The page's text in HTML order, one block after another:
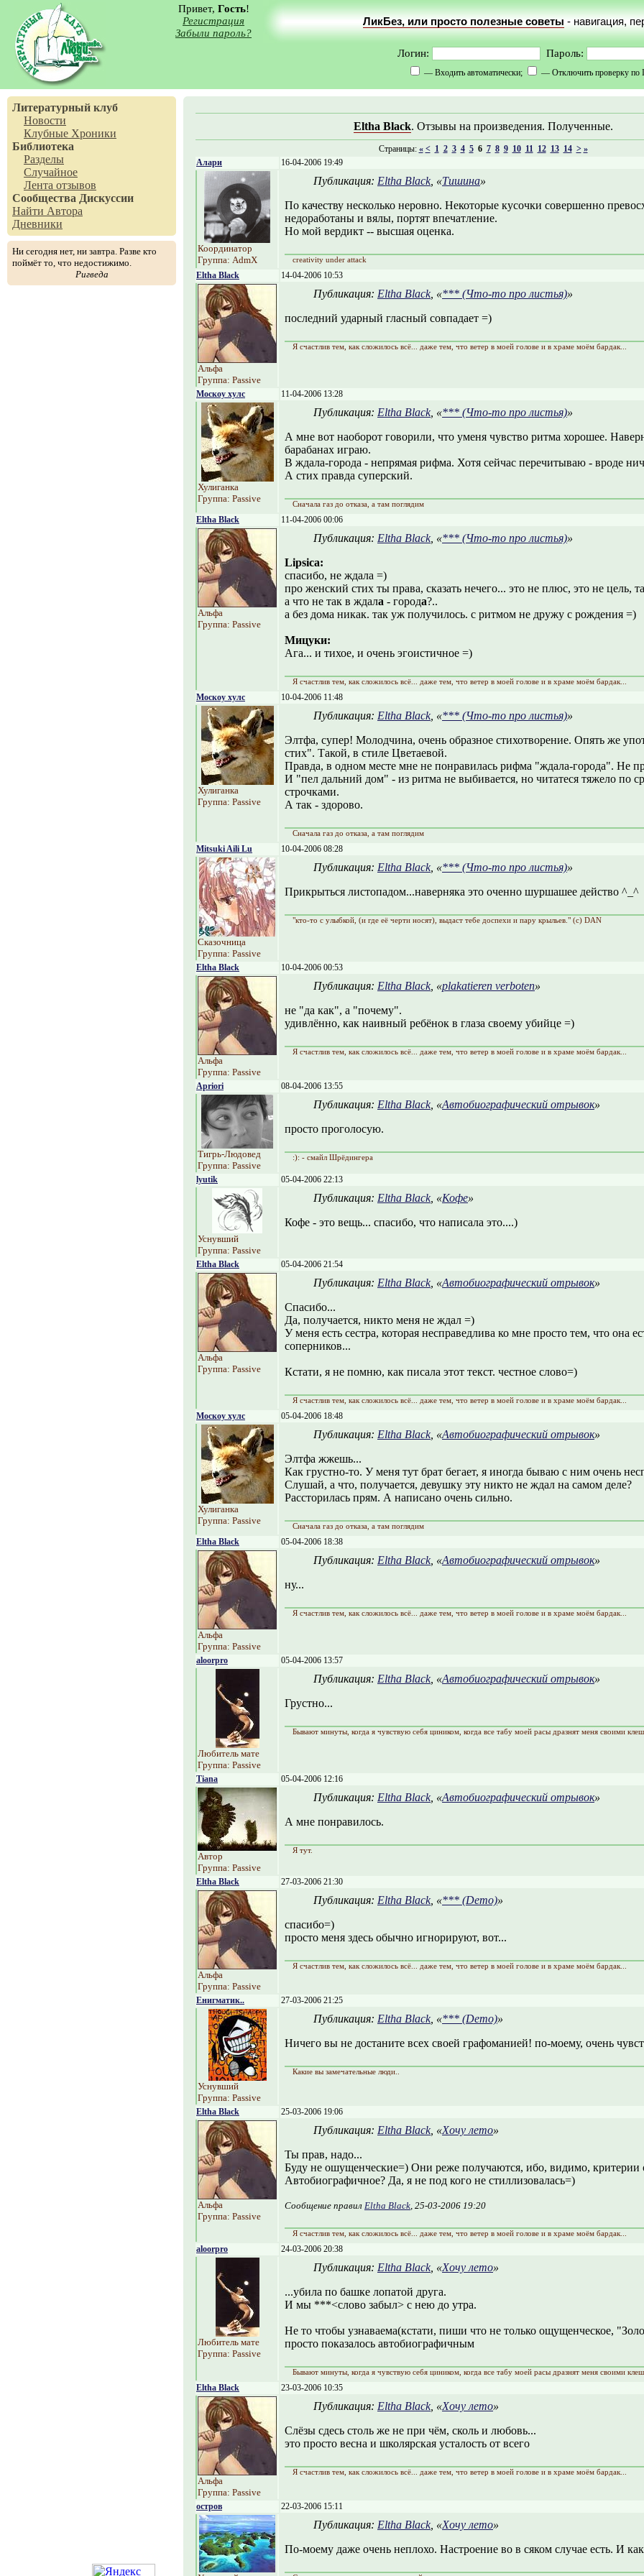
Привет, Гость!
Регистрация
Забыли пароль?
ЛикБез, или просто полезные советы - навигация,
Логин: Пароль:
— Входить автоматически; — Отключить проверку по
Литературный клуб
Новости
Клубные Хроники
Библиотека
Разделы
Случайное
Лента отзывов
Сообщества Дискуссии
Найти Автора
Дневники
Ни сегодня нет, ни завтра. Разве кто
поймёт то, что недостижимо.
Ригведа
Eltha Black. Отзывы на произведения. Полученные.
Страницы: « < 1 2 3 4 5 6 7 8 9 10 11 12 13 14 > »
Алари
16-04-2006 19:49
Координатор
Группа: AdmX
Публикация: Eltha Black, «Тишина»
По качеству несколько неровно. Некоторые кусочки совершенно
недоработаны и вялы, портят впечатление.
Но мой вердикт -- высшая оценка.
creativity under attack
Eltha Black 14-04-2006 10:53
Альфа
Группа: Passive
Публикация: Eltha Black, «*** (Что-то про листья)»
последний ударный гласный совпадает =)
Я счастлив тем, как сложилось всё... даже тем, что ветер в моей голове и в храме моём бардак...
Москоу хулс 11-04-2006 13:28
Хулиганка
Группа: Passive
Публикация: Eltha Black, «*** (Что-то про листья)»
А мне вот наоборот говорили, что уменя чувство ритма хорошее.
барабанах играю.
В ждала-города - непрямая рифма. Хотя сейчас перечитываю - вроде
А стих правда суперский.
Сначала газ до отказа, а там поглядим
Eltha Black 11-04-2006 00:06
Альфа
Группа: Passive
Публикация: Eltha Black, «*** (Что-то про листья)»
Lipsica:
спасибо, не ждала =)
про женский стих ты права, сказать нечего... это не плюс, это не цель,
а что не так в ждала - города?..
а без дома никак. так уж получилось. с ритмом не дружу с рождения =)
Мицуки:
Ага... и тихое, и очень эгоистичное =)
Я счастлив тем, как сложилось всё... даже тем, что ветер в моей голове и в храме моём бардак...
Москоу хулс 10-04-2006 11:48
Хулиганка
Группа: Passive
Публикация: Eltha Black, «*** (Что-то про листья)»
Элтфа, супер! Молодчина, очень образное стихотворение. Опять же
стих". Такой, в стиле Цветаевой.
Правда, в одном месте мне не понравилась рифма "ждала-города". Не
И "пел дальний дом" - из ритма не выбивается, но читатеся тяжело по
строчками.
А так - здорово.
Сначала газ до отказа, а там поглядим
Mitsuki Aili Lu 10-04-2006 08:28
Сказочница
Группа: Passive
Публикация: Eltha Black, «*** (Что-то про листья)»
Прикрыться листопадом...наверняка это оченно шуршашее действо ^_^
"кто-то с улыбкой, (и где её черти носят), выдаст тебе доспехи и пару крыльев." (с) DAN
Eltha Black 10-04-2006 00:53
Альфа
Группа: Passive
Публикация: Eltha Black, «plakatieren verboten»
не "да как", а "почему".
удивлённо, как наивный ребёнок в глаза своему убийце =)
Я счастлив тем, как сложилось всё... даже тем, что ветер в моей голове и в храме моём бардак...
Apriori 08-04-2006 13:55
Тигрь-Людовед
Группа: Passive
Публикация: Eltha Black, «Автобиографический отрывок»
просто проголосую.
:): - смайл Шрёдингера
lyutik 05-04-2006 22:13
Уснувший
Группа: Passive
Публикация: Eltha Black, «Кофе»
Кофе - это вещь... спасибо, что написала это....)
Eltha Black 05-04-2006 21:54
Альфа
Группа: Passive
Публикация: Eltha Black, «Автобиографический отрывок»
Спасибо...
Да, получается, никто меня не ждал =)
У меня есть сестра, которая несправедлива ко мне просто тем, что она
соперников...
Кстати, я не помню, как писала этот текст. честное слово=)
Я счастлив тем, как сложилось всё... даже тем, что ветер в моей голове и в храме моём бардак...
Москоу хулс 05-04-2006 18:48
Хулиганка
Группа: Passive
Публикация: Eltha Black, «Автобиографический отрывок»
Элтфа жжешь...
Как грустно-то. У меня тут брат бегает, я иногда бываю с ним очень
Слушай, а что, получается, девушку эту никто не ждал на самом деле?
Рассторилась прям. А написано очень сильно.
Сначала газ до отказа, а там поглядим
Eltha Black 05-04-2006 18:38
Альфа
Группа: Passive
Публикация: Eltha Black, «Автобиографический отрывок»
ну...
Я счастлив тем, как сложилось всё... даже тем, что ветер в моей голове и в храме моём бардак...
aloorpro 05-04-2006 13:57
Любитель мате
Группа: Passive
Публикация: Eltha Black, «Автобиографический отрывок»
Грустно...
Бывают минуты, когда я чувствую себя циником, когда все табу моей расы дразнят меня своими
Tiana 05-04-2006 12:16
Автор
Группа: Passive
Публикация: Eltha Black, «Автобиографический отрывок»
А мне понравилось.
Я тут.
Eltha Black 27-03-2006 21:30
Альфа
Группа: Passive
Публикация: Eltha Black, «*** (Demo)»
спасибо=)
просто меня здесь обычно игнорируют, вот...
Я счастлив тем, как сложилось всё... даже тем, что ветер в моей голове и в храме моём бардак...
Енигматик.. 27-03-2006 21:25
Уснувший
Группа: Passive
Публикация: Eltha Black, «*** (Demo)»
Ничего вы не достаните всех своей графоманией! по-моему, очень
Какие вы замечательные люди..
Eltha Black 25-03-2006 19:06
Альфа
Группа: Passive
Публикация: Eltha Black, «Хочу лето»
Ты прав, надо...
Буду не ошущенческие=) Они реже получаются, ибо, видимо, критерии
Автобиографичное? Да, я не под кого не стиллизовалась=)
Сообщение правил Eltha Black, 25-03-2006 19:20
Я счастлив тем, как сложилось всё... даже тем, что ветер в моей голове и в храме моём бардак...
aloorpro 24-03-2006 20:38
Любитель мате
Группа: Passive
Публикация: Eltha Black, «Хочу лето»
...убила по башке лопатой друга.
И мы ***<слово забыл> с нею до утра.
Не то чтобы узнаваема(кстати, пиши что не только ощущенческое,
просто показалось автобиографичным
Бывают минуты, когда я чувствую себя циником, когда все табу моей расы дразнят меня своими
Eltha Black 23-03-2006 10:35
Альфа
Группа: Passive
Публикация: Eltha Black, «Хочу лето»
Слёзы сдесь столь же не при чём, сколь и любовь...
это просто весна и школярская усталость от всего
Я счастлив тем, как сложилось всё... даже тем, что ветер в моей голове и в храме моём бардак...
остров 22-03-2006 15:11
Публикация: Eltha Black, «Хочу лето»
По-моему даже очень неплохо. Настроение во в сяком случае есть. И